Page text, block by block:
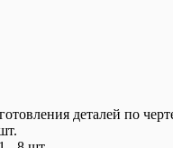
деталей по